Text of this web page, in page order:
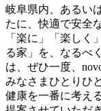
岐阜県内、あるい
たに、快適で安全
「楽に」「楽しく
る家」を、なるべ
は、ぜひ一度、
みなさまひとりひ
健康を一番に考え